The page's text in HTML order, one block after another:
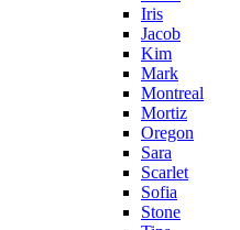
Iris
Jacob
Kim
Mark
Montreal
Mortiz
Oregon
Sara
Scarlet
Sofia
Stone